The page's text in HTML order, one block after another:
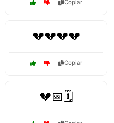
Copiar
💔💔💔💔
Copiar
💔📅🗓️